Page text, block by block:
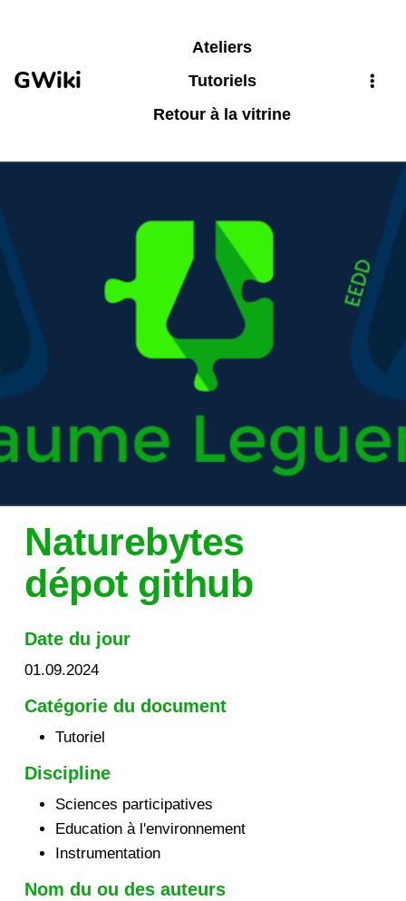
GWiki
Ateliers
Tutoriels
Retour à la vitrine
Naturebytes
dépot github
Date du jour
01.09.2024
Catégorie du document
Tutoriel
Discipline
Sciences participatives
Education à l'environnement
Instrumentation
Nom du ou des auteurs